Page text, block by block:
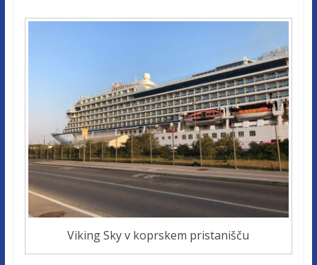
Viking Sky v koprskem pristanišču